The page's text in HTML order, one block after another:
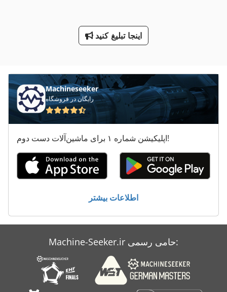
ماشین معاون 200 Mm
ورق های سوراخ دار
اینجا تبلیغ کنید
Machineseeker
رایگان در فروشگاه
اپلیکیشن شماره ۱ برای ماشین‌آلات دست دوم!
اطلاعات بیشتر
Machine-Seeker.ir حامی رسمی: